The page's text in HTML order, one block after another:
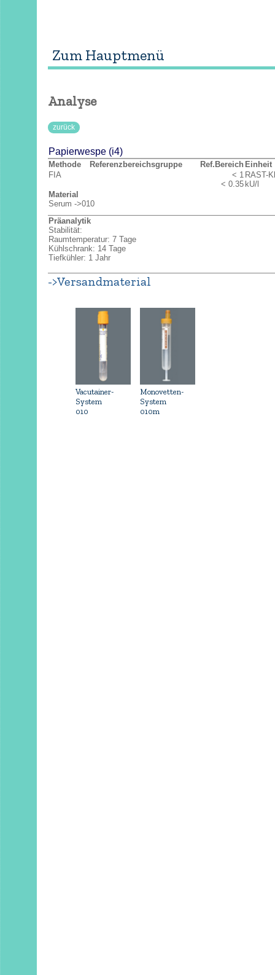
Zum Hauptmenü
Analyse
zurück
Papierwespe (i4)
Methode Referenzbereichsgruppe Ref.Bereich Einheit
FIA
< 1
< 0.35
RAST-
kU/l
Material
Serum ->010
Präanalytik
Stabilität:
Raumtemperatur: 7 Tage
Kühlschrank: 14 Tage
Tiefkühler: 1 Jahr
->Versandmaterial
Vacutainer-
System
010
Monovetten-
System
010m